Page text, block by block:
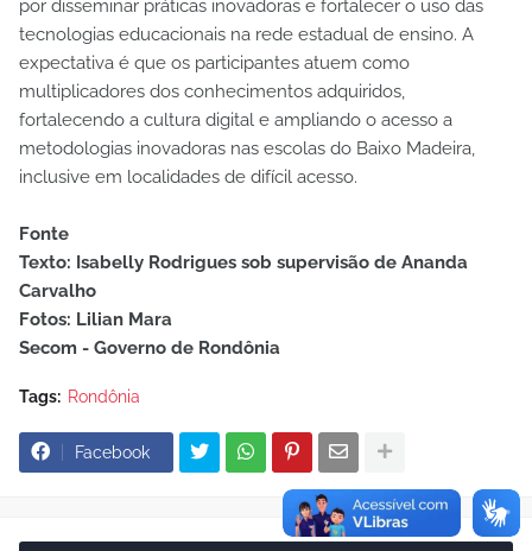
por disseminar práticas inovadoras e fortalecer o uso das
tecnologias educacionais na rede estadual de ensino. A
expectativa é que os participantes atuem como
multiplicadores dos conhecimentos adquiridos,
fortalecendo a cultura digital e ampliando o acesso a
metodologias inovadoras nas escolas do Baixo Madeira,
inclusive em localidades de difícil acesso.
Fonte
Texto: Isabelly Rodrigues sob supervisão de Ananda
Carvalho
Fotos: Lilian Mara
Secom - Governo de Rondônia
Tags: Rondônia
Facebook